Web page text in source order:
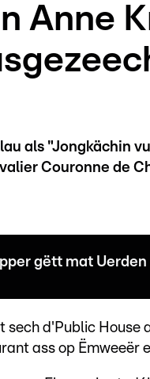
Anne
als "Jongkächin
Couronne de
gëtt mat
d'Public House
ass op Ëmweeër